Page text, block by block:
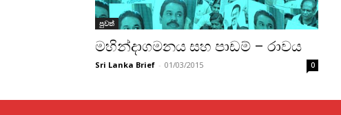
පුවත්
මහින්දාගමනය සහ පාඩම් – රාවය
Sri Lanka Brief - 01/03/2015 0